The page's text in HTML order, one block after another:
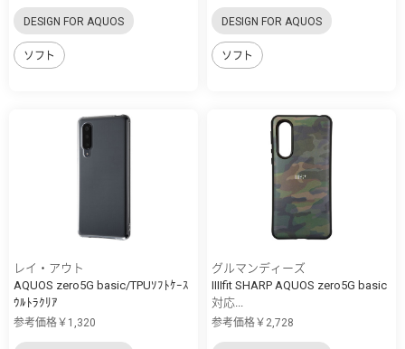
DESIGN FOR AQUOS
ソフト
DESIGN FOR AQUOS
ソフト
レイ・アウト
AQUOS zero5G basic/TPUｿﾌﾄｹｰｽ
ｳﾙﾄﾗｸﾘｱ
参考価格￥1,320
グルマンディーズ
IIIIfit SHARP AQUOS zero5G basic
対応...
参考価格￥2,728